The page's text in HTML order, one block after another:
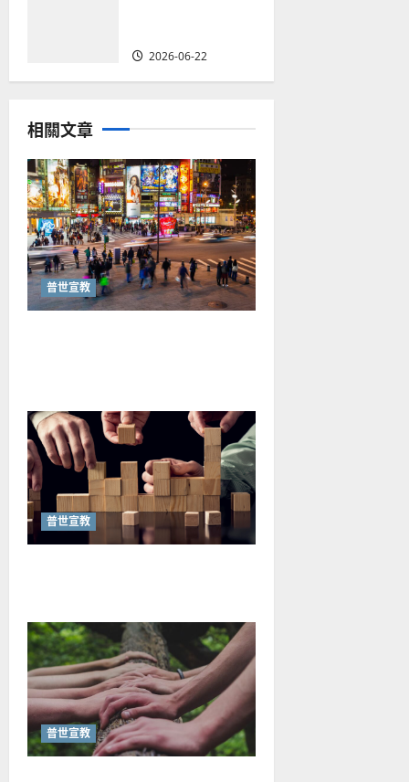
2026-06-22
相關文章
普世宣教
普世宣教
普世宣教